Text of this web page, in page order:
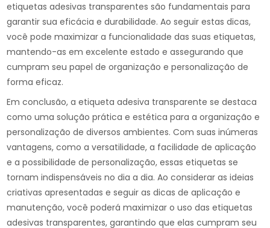
etiquetas adesivas transparentes são fundamentais para
garantir sua eficácia e durabilidade. Ao seguir estas dicas,
você pode maximizar a funcionalidade das suas etiquetas,
mantendo-as em excelente estado e assegurando que
cumpram seu papel de organização e personalização de
forma eficaz.
Em conclusão, a etiqueta adesiva transparente se destaca
como uma solução prática e estética para a organização e
personalização de diversos ambientes. Com suas inúmeras
vantagens, como a versatilidade, a facilidade de aplicação
e a possibilidade de personalização, essas etiquetas se
tornam indispensáveis no dia a dia. Ao considerar as ideias
criativas apresentadas e seguir as dicas de aplicação e
manutenção, você poderá maximizar o uso das etiquetas
adesivas transparentes, garantindo que elas cumpram seu